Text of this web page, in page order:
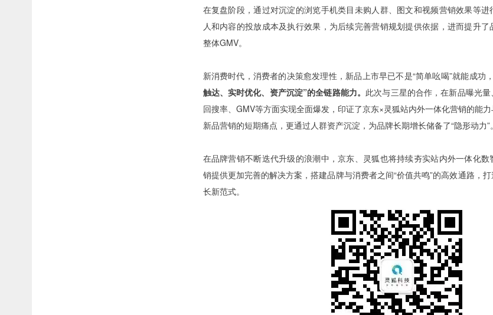
在复盘阶段，通过对沉淀的浏览手机类目未购人群、图文和视频营销效果等
人和内容的投放成本及执行效果，为后续完善营销规划提供依据，进而提升
整体GMV。
新消费时代，消费者的决策愈发理性，新品上市早已不是“简单吆喝”就能成功
触达、实时优化、资产沉淀”的全链路能力。 此次与三星的合作，在新品曝光量
回搜率、GMV等方面实现全面爆发，印证了京东×灵狐站内外一体化营销的能
新品营销的短期痛点，更通过人群资产沉淀，为品牌长期增长储备了“隐形动力”。
在品牌营销不断迭代升级的浪潮中，京东、灵狐也将持续夯实站内外一体化
销提供更加完善的解决方案，搭建品牌与消费者之间“价值共鸣”的高效通路，
长新范式。